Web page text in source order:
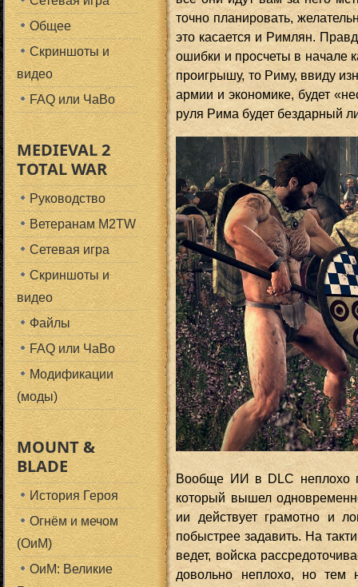
точно планировать,
это касается и Римлян.
ошибки и просчеты в начале
проигрышу, то Риму, ввиду
армии и экономике, будет
руля Рима будет бездарный
Вообще ИИ в DLC неплохо
который вышел
ии действует грамотно и
побыстрее задавить. На
ведет, войска
довольно неплохо, но
Общее
Скриншоты и
видео
FAQ или ЧаВо
MEDIEVAL 2
TOTAL WAR
Руководство
Ветеранам M2TW
Сетевая игра
Скриншоты и
видео
Файлы
FAQ или ЧаВо
Модификации
(моды)
MOUNT &
BLADE
История Героя
Огнём и мечом
(ОиМ)
ОиМ: Великие